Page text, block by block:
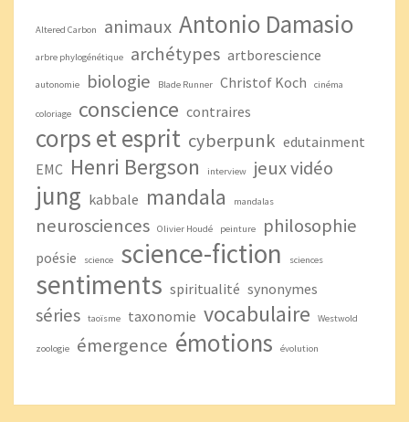
Altered Carbon animaux Antonio Damasio
arbre phylogénétique archétypes artborescience
autonomie biologie Blade Runner Christof Koch cinéma
coloriage conscience contraires
corps et esprit cyberpunk edutainment
EMC Henri Bergson interview jeux vidéo
jung kabbale mandala mandalas
neurosciences Olivier Houdé peinture philosophie
poésie science science-fiction sciences
sentiments spiritualité synonymes
séries taoïsme taxonomie vocabulaire Westwold
zoologie émergence émotions évolution